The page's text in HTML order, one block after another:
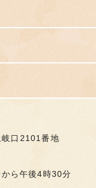
口2101番地
ら午後4時30分